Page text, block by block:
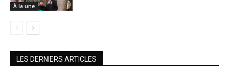
À la une
LES DERNIERS ARTICLES